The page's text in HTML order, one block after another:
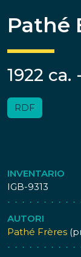
Pathé
1922 ca.
RDF
INVENTARIO
IGB-9313
AUTORI
Pathé Frères